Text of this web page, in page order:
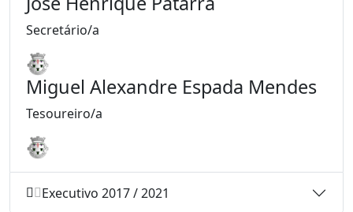
Secretário/a
Miguel Alexandre Espada Mendes
Tesoureiro/a
Executivo 2017 / 2021